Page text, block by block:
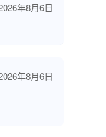
年8月6日
年8月6日